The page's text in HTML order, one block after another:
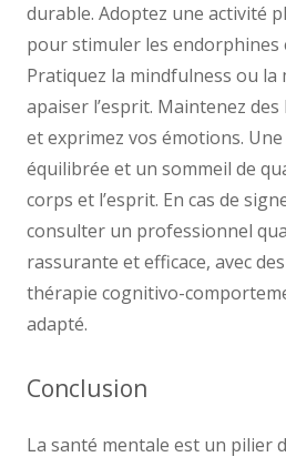
durable. Adoptez une activité
pour stimuler les endorphines
Pratiquez la mindfulness ou
apaiser l’esprit. Maintenez
et exprimez vos émotions.
équilibrée et un sommeil de
corps et l’esprit. En cas de
consulter un professionnel
rassurante et efficace, avec
thérapie cognitivo-
adapté.
Conclusion
La santé mentale est un pilier